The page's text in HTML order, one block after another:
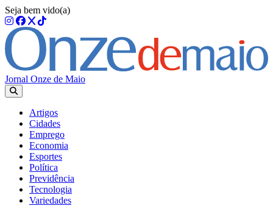
Seja bem vido(a)
Jornal Onze de Maio
Artigos
Cidades
Emprego
Economia
Esportes
Política
Previdência
Tecnologia
Variedades